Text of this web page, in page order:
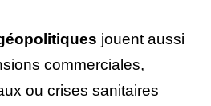
jouent aussi
commerciales,
ou crises sanitaires